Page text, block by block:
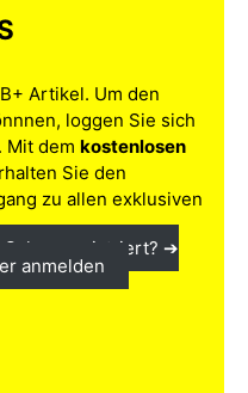
Artikel. Um den
loggen Sie sich
Mit dem kostenlosen
Sie den
zu allen exklusiven
Schon registriert? ➔
anmelden